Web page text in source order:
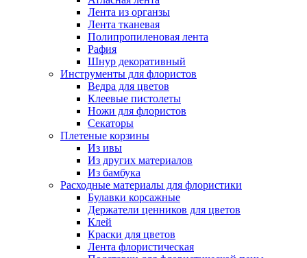
Лента из органзы
Лента тканевая
Полипропиленовая лента
Рафия
Шнур декоративный
Инструменты для флористов
Ведра для цветов
Клеевые пистолеты
Ножи для флористов
Секаторы
Плетеные корзины
Из ивы
Из других материалов
Из бамбука
Расходные материалы для флористики
Булавки корсажные
Держатели ценников для цветов
Клей
Краски для цветов
Лента флористическая